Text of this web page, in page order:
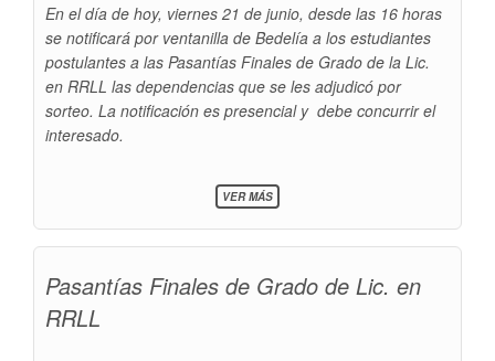
En el día de hoy, viernes 21 de junio, desde las 16 horas
se notificará por ventanilla de Bedelía a los estudiantes
postulantes a las Pasantías Finales de Grado de la Lic.
en RRLL las dependencias que se les adjudicó por
sorteo. La notificación es presencial y debe concurrir el
interesado.
VER MÁSSOBRE
PASANTÍAS
LIC.
Pasantías Finales de Grado de Lic. en
RRLL